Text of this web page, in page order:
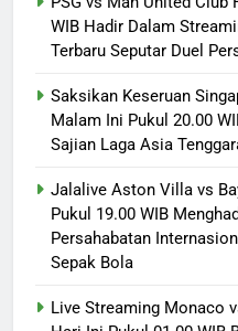
WIB Hadir Dalam
Terbaru Seputar Duel
Saksikan Keseruan
Malam Ini Pukul 20.00
Sajian Laga Asia
Jalalive Aston Villa vs
Pukul 19.00 WIB
Persahabatan
Sepak Bola
Live Streaming Monaco